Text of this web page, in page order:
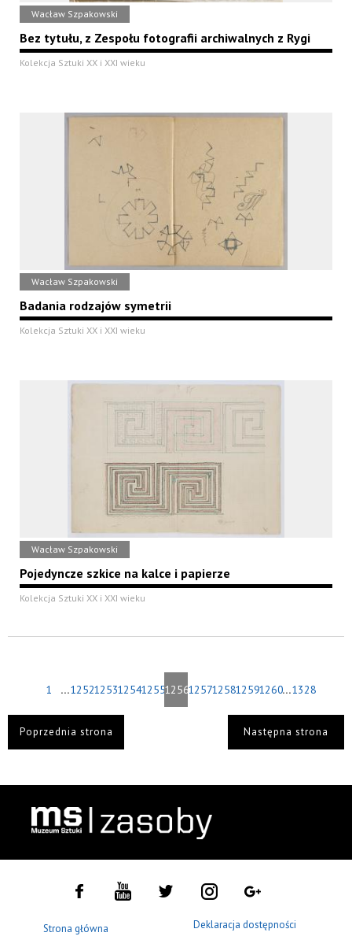
Wacław Szpakowski
Bez tytułu, z Zespołu fotografii archiwalnych z Rygi
Kolekcja Sztuki XX i XXI wieku
Wacław Szpakowski
Badania rodzajów symetrii
Kolekcja Sztuki XX i XXI wieku
Wacław Szpakowski
Pojedyncze szkice na kalce i papierze
Kolekcja Sztuki XX i XXI wieku
1 ...125212531254125512561257125812591260...1328
Poprzednia strona Następna strona
Strona główna Deklaracja dostępności